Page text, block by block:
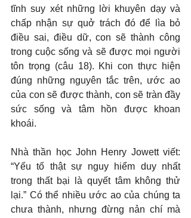
tĩnh suy xét những lời khuyên dạy và
chấp nhận sự quở trách đó để lìa bỏ
điều sai, điều dữ, con sẽ thành công
trong cuộc sống và sẽ được mọi người
tôn trọng (câu 18). Khi con thực hiện
đúng những nguyên tắc trên, ước ao
của con sẽ được thành, con sẽ tràn đầy
sức sống và tâm hồn được khoan
khoái.
Nhà thần học John Henry Jowett viết:
“Yếu tố thật sự nguy hiểm duy nhất
trong thất bại là quyết tâm không thử
lại.” Có thể nhiều ước ao của chúng ta
chưa thành, nhưng đừng nản chí mà